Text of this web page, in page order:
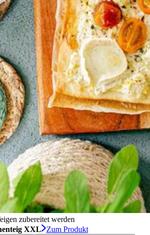
zubereitet werden
XXL
Zum Produkt